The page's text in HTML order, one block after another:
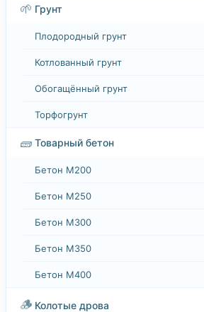
🌱 Грунт
Плодородный грунт
Котлованный грунт
Обогащённый грунт
Торфогрунт
🧱 Товарный бетон
Бетон М200
Бетон М250
Бетон М300
Бетон М350
Бетон М400
🪵 Колотые дрова